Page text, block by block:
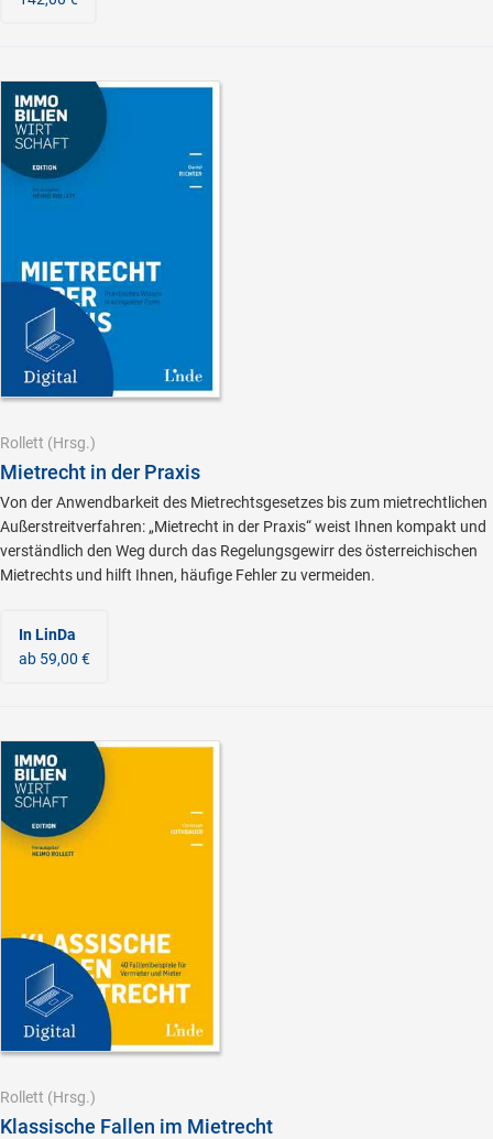
Rollett (Hrsg.)
Mietrecht in der Praxis
Von der Anwendbarkeit des Mietrechtsgesetzes bis zum mietrechtlichen
Außerstreitverfahren: „Mietrecht in der Praxis“ weist Ihnen kompakt und
verständlich den Weg durch das Regelungsgewirr des österreichischen
Mietrechts und hilft Ihnen, häufige Fehler zu vermeiden.
In LinDa
ab 59,00 €
Rollett (Hrsg.)
Klassische Fallen im Mietrecht